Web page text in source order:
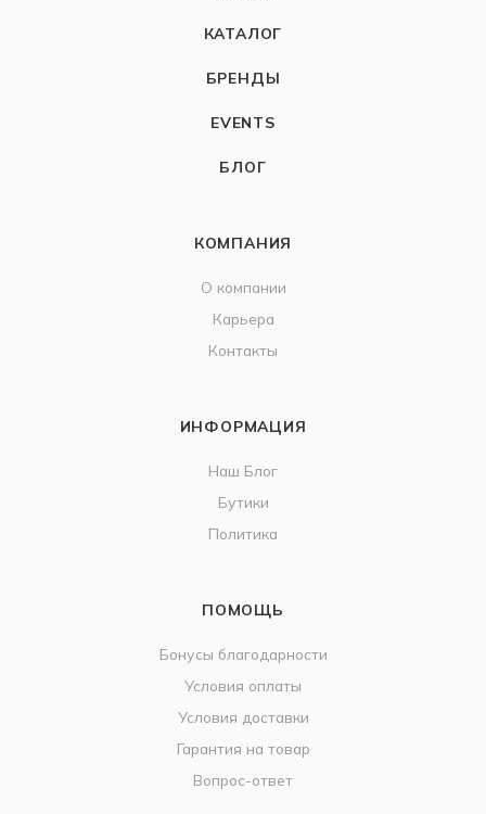
КАТАЛОГ
БРЕНДЫ
EVENTS
БЛОГ
КОМПАНИЯ
О компании
Карьера
Контакты
ИНФОРМАЦИЯ
Наш Блог
Бутики
Политика
ПОМОЩЬ
Бонусы благодарности
Условия оплаты
Условия доставки
Гарантия на товар
Вопрос-ответ